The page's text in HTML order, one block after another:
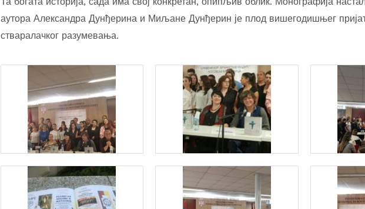
аутора Александра Дунђерина и Миљане Дунђерин је плод вишегодишњег
стваралачког разумевања.